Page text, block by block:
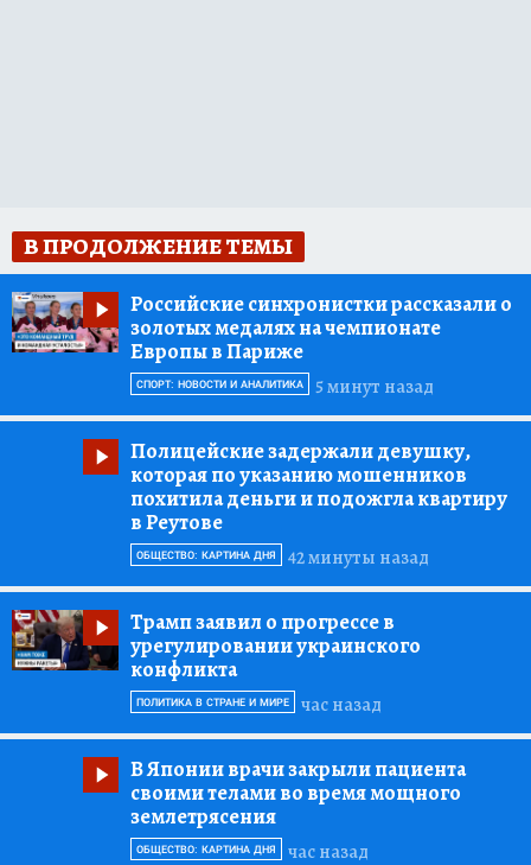
В ПРОДОЛЖЕНИЕ ТЕМЫ
Российские синхронистки рассказали о
золотых медалях на чемпионате
Европы в Париже
5 минут назад
СПОРТ: НОВОСТИ И АНАЛИТИКА
Полицейские задержали девушку,
которая по указанию мошенников
похитила деньги и подожгла квартиру
в Реутове
42 минуты назад
ОБЩЕСТВО: КАРТИНА ДНЯ
Трамп заявил о прогрессе в
урегулировании украинского
конфликта
час назад
ПОЛИТИКА В СТРАНЕ И МИРЕ
В Японии врачи закрыли пациента
своими телами во время мощного
землетрясения
час назад
ОБЩЕСТВО: КАРТИНА ДНЯ